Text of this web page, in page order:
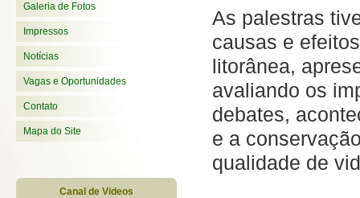
Galeria de Fotos
Impressos
Notícias
Vagas e Oportunidades
Contato
Mapa do Site
Canal de Videos
As palestras
causas e
litorânea,
avaliando os
debates,
e a
qualidade de